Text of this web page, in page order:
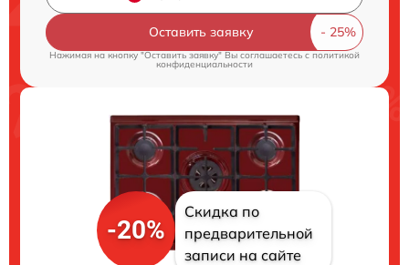
Оставить заявку
Нажимая на кнопку "Оставить заявку" Вы соглашаетесь cполитикой
конфиденциальности
-20%
Скидка по
предварительной
записи на сайте